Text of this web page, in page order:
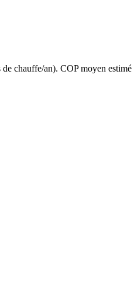
chauffe/an). COP moyen estimé